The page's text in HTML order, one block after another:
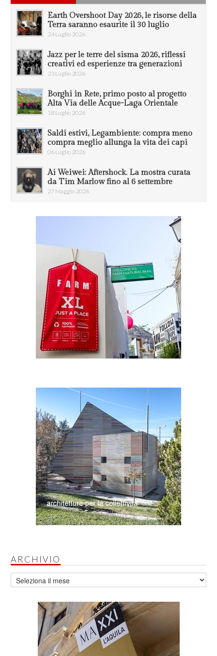
Earth Overshoot Day 2026, le risorse della
Terra saranno esaurite il 30 luglio
24 Luglio 2026
Jazz per le terre del sisma 2026, riflessi
creativi ed esperienze tra generazioni
23 Luglio 2026
Borghi in Rete, primo posto al progetto
Alta Via delle Acque-Laga Orientale
18 Luglio 2026
Saldi estivi, Legambiente: compra meno
compra meglio allunga la vita dei capi
06 Luglio 2026
Ai Weiwei: Aftershock. La mostra curata
da Tim Marlow fino al 6 settembre
27 Maggio 2026
ARCHIVIO